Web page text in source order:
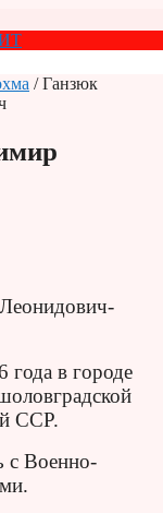
/ Ганзюк
года в городе
ССР.
с Военно-